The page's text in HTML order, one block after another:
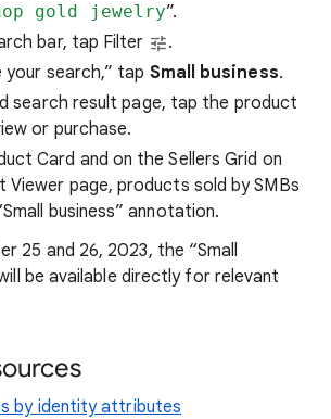
gold jewelry”.
bar, tap Filter
.
your search,” tap Small business.
search result page, tap the product
or purchase.
Card and on the Sellers Grid on
Viewer page, products sold by SMBs
business” annotation.
25 and 26, 2023, the “Small
be available directly for relevant
by identity attributes